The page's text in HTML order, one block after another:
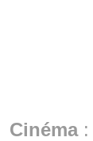
Cinéma: